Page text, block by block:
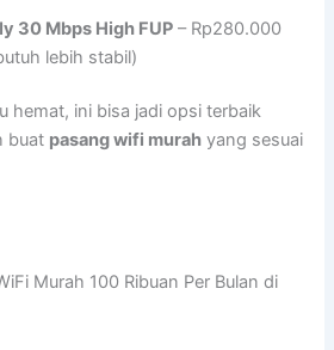
30 Mbps High FUP – Rp280.000
lebih stabil)
hemat, ini bisa jadi opsi terbaik
buat pasang wifi murah yang sesuai
Murah 100 Ribuan Per Bulan di